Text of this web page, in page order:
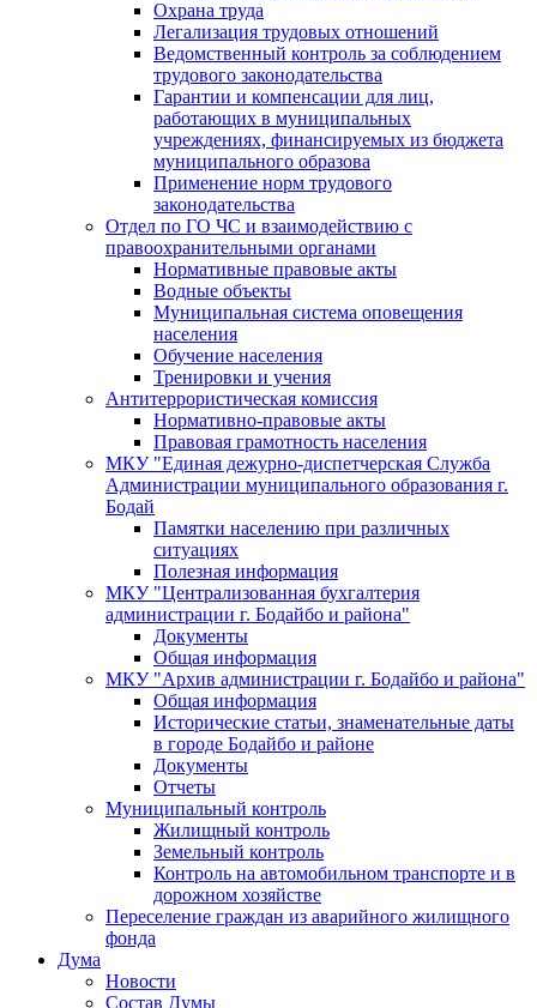
Охрана труда
Легализация трудовых отношений
Ведомственный контроль за соблюдением
трудового законодательства
Гарантии и компенсации для лиц,
работающих в муниципальных
учреждениях, финансируемых из бюджета
муниципального образова
Применение норм трудового
законодательства
Отдел по ГО ЧС и взаимодействию с
правоохранительными органами
Нормативные правовые акты
Водные объекты
Муниципальная система оповещения
населения
Обучение населения
Тренировки и учения
Антитеррористическая комиссия
Нормативно-правовые акты
Правовая грамотность населения
МКУ "Единая дежурно-диспетчерская Служба
Администрации муниципального образования г.
Бодай
Памятки населению при различных
ситуациях
Полезная информация
МКУ "Централизованная бухгалтерия
администрации г. Бодайбо и района"
Документы
Общая информация
МКУ "Архив администрации г. Бодайбо и района"
Общая информация
Исторические статьи, знаменательные даты
в городе Бодайбо и районе
Документы
Отчеты
Муниципальный контроль
Жилищный контроль
Земельный контроль
Контроль на автомобильном транспорте и в
дорожном хозяйстве
Переселение граждан из аварийного жилищного
фонда
Дума
Новости
Состав Думы